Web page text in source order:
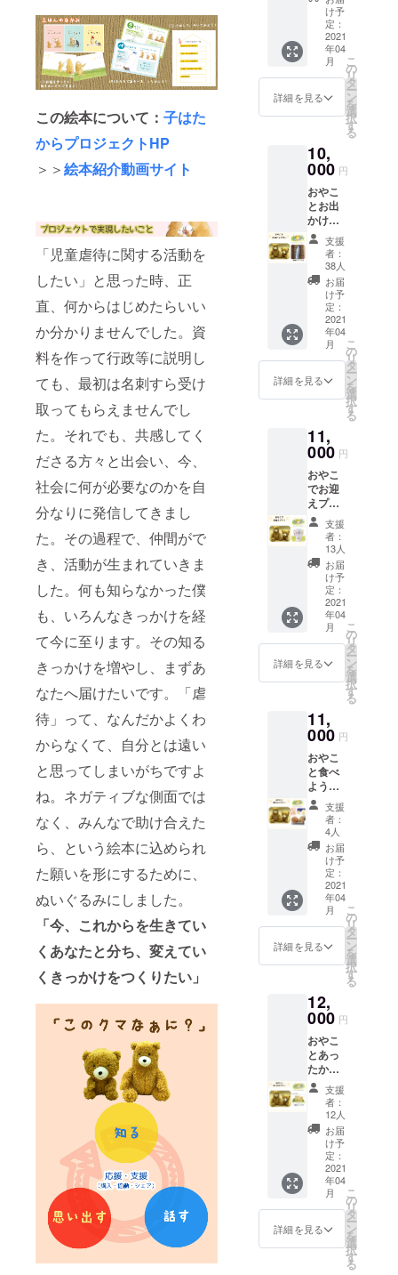
この絵本について： 子はた
からプロジェクトHP
＞＞絵本紹介動画サイト
「児童虐待に関する活動を
したい」と思った時、正
直、何からはじめたらいい
か分かりませんでした。資
料を作って行政等に説明し
ても、最初は名刺すら受け
取ってもらえませんでし
た。それでも、共感してく
ださる方々と出会い、今、
社会に何が必要なのかを自
分なりに発信してきまし
た。その過程で、仲間がで
き、活動が生まれていきま
した。何も知らなかった僕
も、いろんなきっかけを経
て今に至ります。その知る
きっかけを増やし、まずあ
なたへ届けたいです。「虐
待」って、なんだかよくわ
からなくて、自分とは遠い
と思ってしまいがちですよ
ね。ネガティブな側面では
なく、みんなで助け合えた
ら、という絵本に込められ
た願いを形にするために、
ぬいぐるみにしました。
「今、これからを生きてい
く あなたと分ち、 変えてい
くきっかけをつくりたい」
②ポス
トカー
ド ③お
やぐま
ぬいぐ
るみ ④
どらや
き 10
個入 画
メージ
です。
送料と
消費税
(10%）
を含ん
だ金額
となっ
ており
ます。
け予
定：
2021
年04
月
詳細を見る
こ
の
リ
タ
ー
ン
を
選
択
す
る
10,
000 円
おやこ
とお出
かけプ
ラン ①
サン
キュー
レター
②こぐ
まぬい
ぐるみ
③おや
ぐまぬ
いぐる
み ④
ウォー
ターボ
像はイ
メージ
です。
消費税
10％を
含んだ
金額で
す。
支援
者：
38人
お届
け予
定：
2021
年04
月
詳細を見る
こ
の
リ
タ
ー
ン
を
選
択
す
る
11,
000 円
おやこ
でお迎
えプラ
ン ①サ
ン
キュー
レター
②こぐ
まぬい
ぐるみ
③おや
ぐまぬ
いぐる
み ④え
ほん３
冊セッ
「あっ
ぷっ
ぷ」
「やっ
たぁ！
」「み
てみ
て！」
トート
バッグ
付き！
画像は
イメー
ジで
す。 送
料と消
費税
となっ
ており
ます。
支援
者：
13人
お届
け予
定：
2021
年04
月
詳細を見る
こ
の
リ
タ
ー
ン
を
選
択
す
る
11,
000 円
おやこ
と食べ
ようプ
ラン ①
サン
キュー
レター
②ポス
トカー
ド ③え
ほん
「あっ
ぷっ
ぷ」 ④
こぐま
ぬいぐ
おやぐ
まぬい
ぐるみ
⑥どら
やき
１０個
入 画像
はイ
メージ
です。
送料と
消費税
(10%）
を含ん
だ金額
となっ
ており
支援
者：
4人
お届
け予
定：
2021
年04
月
詳細を見る
こ
の
リ
タ
ー
ン
を
選
択
す
る
12,
000 円
おやこ
とあっ
たかプ
ラン ①
サン
キュー
レター
②こぐ
まぬい
ぐるみ
③おや
ぐまぬ
いぐる
み ④ブ
ラン
ケット
支援
者：
12人
お届
け予
定：
2021
年04
月
詳細を見る
こ
の
リ
タ
ー
ン
を
選
択
す
る